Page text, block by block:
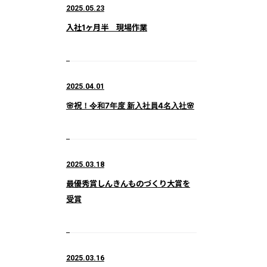
入社1ヶ月半 現場作業
2025.05.23
🌸祝！令和7年度 新入社員4名入社🌸
2025.04.01
最優秀賞しんきんものづくり大賞を
受賞
2025.03.18
2025.03.16